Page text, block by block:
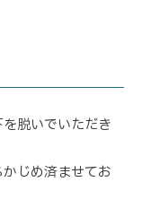
脱いでいただき
じめ済ませてお